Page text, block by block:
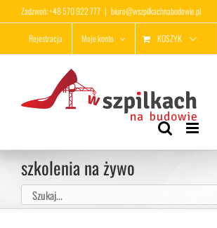
Przejdź
zawartości
Zadzwoń: +48 570 922 777 | biuro@wszpilkachnabudowie.pl
Rejestracja Moje konto KOSZYK
szkolenia na żywo
Szukaj